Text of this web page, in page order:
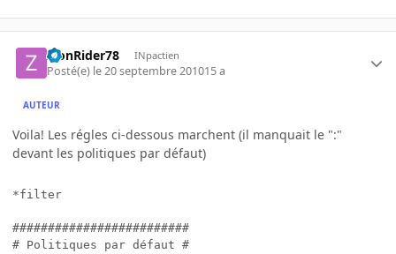
ZionRider78 INpactien
Posté(e) le 20 septembre 201015 a
AUTEUR
Voila! Les régles ci-dessous marchent (il manquait le ":"
devant les politiques par défaut)
*filter
#########################
# Politiques par défaut #